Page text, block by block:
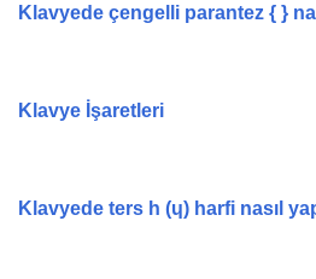
Klavyede çengelli parantez { }
Klavye İşaretleri
Klavyede ters h (ɥ) harfi nasıl